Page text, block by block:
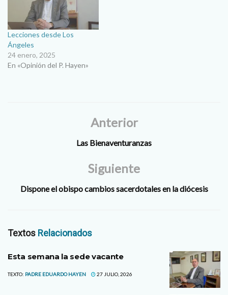
un molde católico pero,
sabemos, eso es imposible.
El nuevo presidente en
algunos aspectos se
acercará a las…
Lecciones desde Los
Ángeles
24 enero, 2025
En «Opinión del P. Hayen»
Anterior
Las Bienaventuranzas
Siguiente
Dispone el obispo cambios sacerdotales en la diócesis
Textos Relacionados
Esta semana la sede vacante
TEXTO: PADRE EDUARDO HAYEN 27 JULIO, 2026